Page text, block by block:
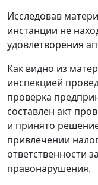
Исследовав
инстанции не
удовлетворения
Как видно из
инспекцией
проверка
составлен акт
и принято
привлечении
ответственности
правонарушения.